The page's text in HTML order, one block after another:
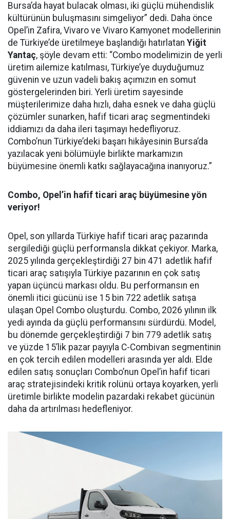
Bursa’da hayat bulacak olması, iki güçlü mühendislik
kültürünün buluşmasını simgeliyor” dedi. Daha önce
Opel’in Zafira, Vivaro ve Vivaro Kamyonet modellerinin
de Türkiye’de üretilmeye başlandığı hatırlatan Yiğit
Yantaç, şöyle devam etti: “Combo modelimizin de yerli
üretim ailemize katılması, Türkiye’ye duyduğumuz
güvenin ve uzun vadeli bakış açımızın en somut
göstergelerinden biri. Yerli üretim sayesinde
müşterilerimize daha hızlı, daha esnek ve daha güçlü
çözümler sunarken, hafif ticari araç segmentindeki
iddiamızı da daha ileri taşımayı hedefliyoruz.
Combo’nun Türkiye’deki başarı hikâyesinin Bursa’da
yazılacak yeni bölümüyle birlikte markamızın
büyümesine önemli katkı sağlayacağına inanıyoruz.”
Combo, Opel’in hafif ticari araç büyümesine yön
veriyor!
Opel, son yıllarda Türkiye hafif ticari araç pazarında
sergilediği güçlü performansla dikkat çekiyor. Marka,
2025 yılında gerçekleştirdiği 27 bin 471 adetlik hafif
ticari araç satışıyla Türkiye pazarının en çok satış
yapan üçüncü markası oldu. Bu performansın en
önemli itici gücünü ise 15 bin 722 adetlik satışa
ulaşan Opel Combo oluşturdu. Combo, 2026 yılının ilk
yedi ayında da güçlü performansını sürdürdü. Model,
bu dönemde gerçekleştirdiği 7 bin 779 adetlik satış
ve yüzde 15’lik pazar payıyla C-Combivan segmentinin
en çok tercih edilen modelleri arasında yer aldı. Elde
edilen satış sonuçları Combo’nun Opel’in hafif ticari
araç stratejisindeki kritik rolünü ortaya koyarken, yerli
üretimle birlikte modelin pazardaki rekabet gücünün
daha da artırılması hedefleniyor.